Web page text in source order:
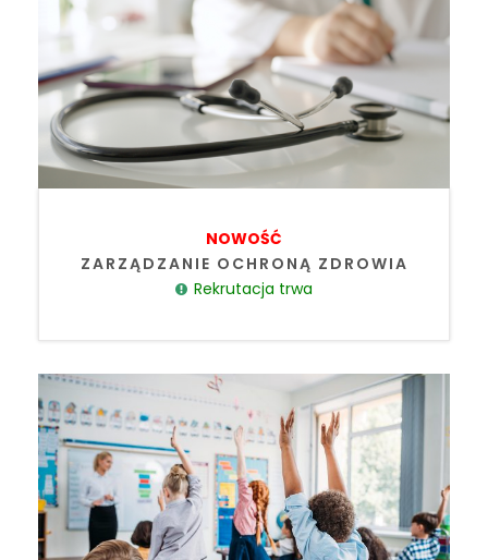
NOWOŚĆ
ZARZĄDZANIE OCHRONĄ ZDROWIA
Rekrutacja trwa